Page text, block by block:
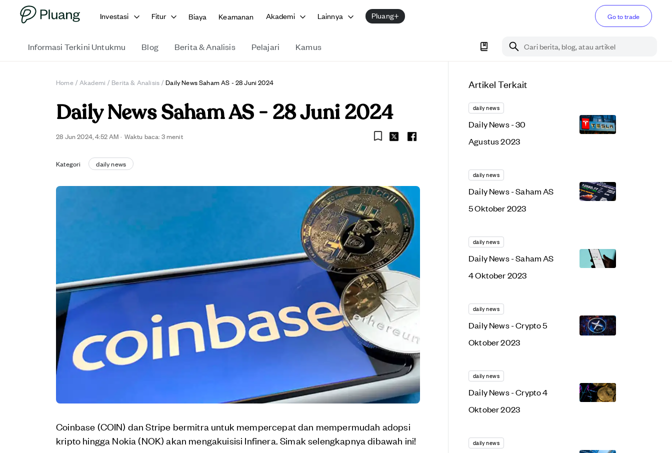
Investasi Fitur Biaya Keamanan Akademi Lainnya Pluang+ Go to trade
Informasi Terkini Untukmu Blog Berita & Analisis Pelajari Kamus Cari berita, blog, atau artikel
Home / Akademi / Berita & Analisis / Daily News Saham AS - 28 Juni 2024
Daily News Saham AS - 28 Juni 2024
28 Jun 2024, 4:52 AM · Waktu baca: 3 menit
Kategori daily news
Coinbase (COIN) dan Stripe bermitra untuk mempercepat dan mempermudah adopsi
kripto hingga Nokia (NOK) akan mengakuisisi Infinera. Simak selengkapnya dibawah ini!
Artikel Terkait
daily news
Daily News - 30
Agustus 2023
daily news
Daily News - Saham AS
5 Oktober 2023
daily news
Daily News - Saham AS
4 Oktober 2023
daily news
Daily News - Crypto 5
Oktober 2023
daily news
Daily News - Crypto 4
Oktober 2023
daily news